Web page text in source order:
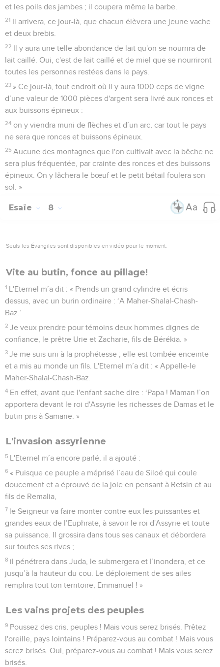
et les poils des jambes ; il coupera même la barbe.
21 Il arrivera, ce jour-là, que chacun élèvera une jeune vache
et deux brebis.
22 Il y aura une telle abondance de lait qu'on se nourrira de
lait caillé. Oui, c'est de lait caillé et de miel que se nourriront
toutes les personnes restées dans le pays.
23 » Ce jour-là, tout endroit où il y aura 1000 ceps de vigne
d’une valeur de 1000 pièces d'argent sera livré aux ronces et
aux buissons épineux :
24 on y viendra muni de flèches et d’un arc, car tout le pays
ne sera que ronces et buissons épineux.
25 Aucune des montagnes que l'on cultivait avec la bêche ne
sera plus fréquentée, par crainte des ronces et des buissons
épineux. On y lâchera le bœuf et le petit bétail foulera son
sol. »
Esaïe 8
Seuls les Évangiles sont disponibles en vidéo pour le moment.
Vite au butin, fonce au pillage!
1 L'Eternel m’a dit : « Prends un grand cylindre et écris
dessus, avec un burin ordinaire : ‘A Maher-Shalal-Chash-
Baz.’
2 Je veux prendre pour témoins deux hommes dignes de
confiance, le prêtre Urie et Zacharie, fils de Bérékia. »
3 Je me suis uni à la prophétesse ; elle est tombée enceinte
et a mis au monde un fils. L'Eternel m’a dit : « Appelle-le
Maher-Shalal-Chash-Baz.
4 En effet, avant que l'enfant sache dire : ‘Papa ! Maman !’on
apportera devant le roi d'Assyrie les richesses de Damas et le
butin pris à Samarie. »
L'invasion assyrienne
5 L'Eternel m’a encore parlé, il a ajouté :
6 « Puisque ce peuple a méprisé l’eau de Siloé qui coule
doucement et a éprouvé de la joie en pensant à Retsin et au
fils de Remalia,
7 le Seigneur va faire monter contre eux les puissantes et
grandes eaux de l’Euphrate, à savoir le roi d'Assyrie et toute
sa puissance. Il grossira dans tous ses canaux et débordera
sur toutes ses rives ;
8 il pénétrera dans Juda, le submergera et l’inondera, et ce
jusqu’à la hauteur du cou. Le déploiement de ses ailes
remplira tout ton territoire, Emmanuel ! »
Les vains projets des peuples
9 Poussez des cris, peuples ! Mais vous serez brisés. Prêtez
l'oreille, pays lointains ! Préparez-vous au combat ! Mais vous
serez brisés. Oui, préparez-vous au combat ! Mais vous serez
brisés.